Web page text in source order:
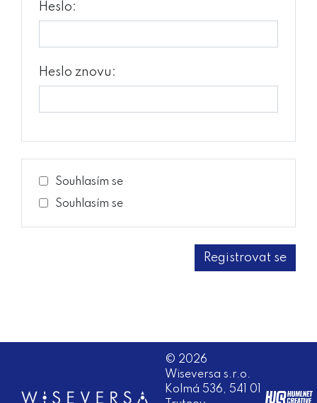
Heslo:
Heslo znovu:
Souhlasím se
Souhlasím se
© 2026
Wiseversa s.r.o.
Kolmá 536, 541 01